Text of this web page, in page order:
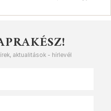
aktualitások - hírlevél